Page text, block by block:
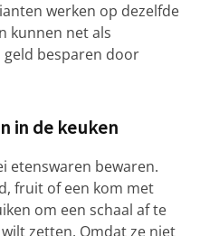
werken op dezelfde
kunnen net als
besparen door
in de keuken
etenswaren bewaren.
fruit of een kom met
om een schaal af te
zetten. Omdat ze niet